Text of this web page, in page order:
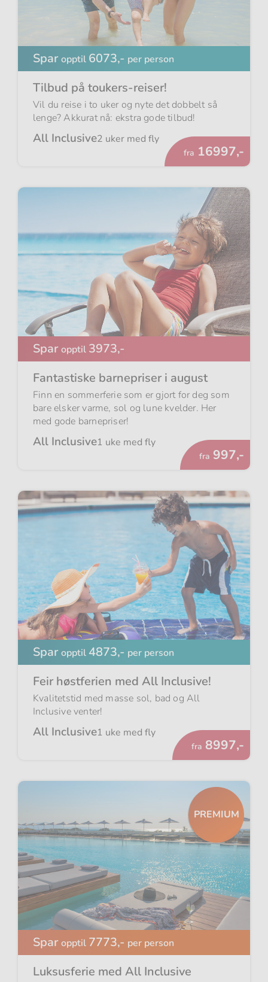
Sparopptil 6073,- per person
Tilbud på toukers-reiser!
Vil du reise i to uker og nyte det dobbelt så
lenge? Akkurat nå: ekstra gode tilbud!
All Inclusive2 uker med fly
fra Fra
16997,-
Spar opptil 3973,-
Fantastiske barnepriser i august
Finn en sommerferie som er gjort for deg som
bare elsker varme, sol og lune kvelder. Her
med gode barnepriser!
All Inclusive1 uke med fly
fra Fra
997,-
Sparopptil 4873,- per person
Feir høstferien med All Inclusive!
Kvalitetstid med masse sol, bad og All
Inclusive venter!
All Inclusive1 uke med fly
fra Fra
8997,-
PREMIUM
Sparopptil 7773,- per person
Luksusferie med All Inclusive